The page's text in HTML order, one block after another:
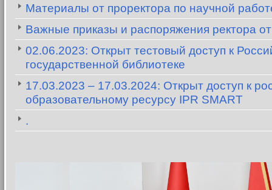
Материалы от проректора по научной
Важные приказы и распоряжения ректора
02.06.2023: Открыт тестовый доступ к
государственной библиотеке
17.03.2023 – 17.03.2024: Открыт доступ к
образовательному ресурсу IPR SMART
.